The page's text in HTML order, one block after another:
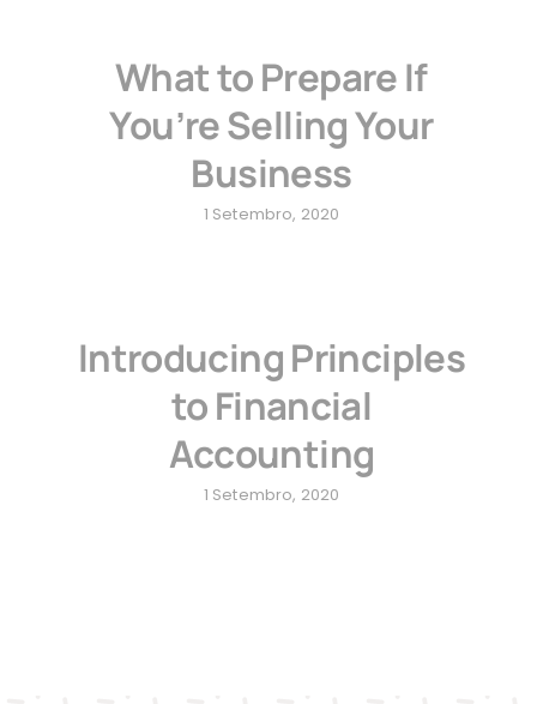
What to Prepare If
You’re Selling Your
Business
1 Setembro, 2020
Introducing Principles
to Financial
Accounting
1 Setembro, 2020